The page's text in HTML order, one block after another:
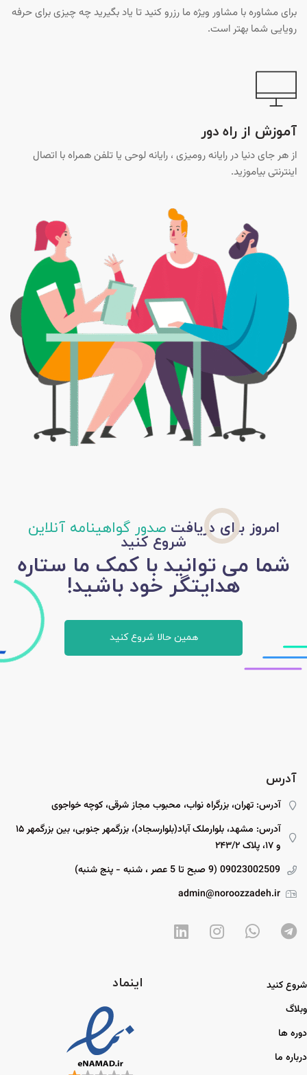
برای مشاوره با مشاور ویژه ما رزرو کنید تا یاد بگیرید چه چیزی برای حرفه
رویایی شما بهتر است.
آموزش از راه دور
از هر جای دنیا در رایانه رومیزی ، رایانه لوحی یا تلفن همراه با اتصال
اینترنتی بیاموزید.
امروز برای دریافتصدور گواهینامه آنلاین
شروع کنید
شما می توانید با کمک ما ستاره
هدایتگر خود باشید!
همین حالا شروع کنید
آدرس
آدرس: تهران، بزرگراه نواب، محبوب مجاز شرقی، کوچه خواجوی
آدرس: مشهد، بلوارملک آباد(بلوارسجاد)، بزرگمهر جنوبی، بین بزرگمهر ۱۵
و ۱۷، پلاک ۲۴۳/۲
09023002509 (9 صبح تا 5 عصر ، شنبه - پنج شنبه)
admin@noroozzadeh.ir
شروع کنید
وبلاگ
دوره ها
درباره ما
اینماد